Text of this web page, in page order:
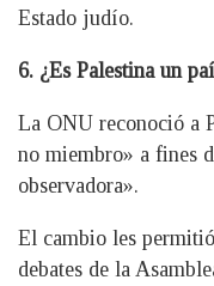
Estado judío.
6. ¿Es Palestina un
La ONU reconoció a
no miembro» a fines
observadora».
El cambio les
debates de la